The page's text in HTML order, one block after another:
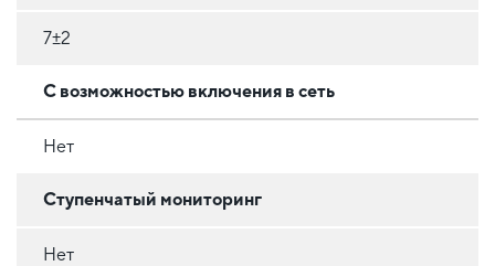
7±2
C возможностью включения в сеть
Нет
Ступенчатый мониторинг
Нет